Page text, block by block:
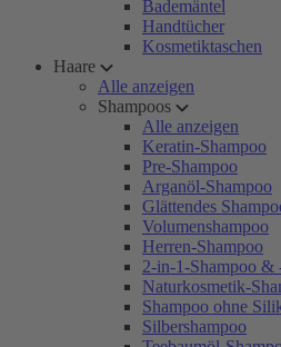
Bademäntel
Handtücher
Kosmetiktaschen
Haare
Alle anzeigen
Shampoos
Alle anzeigen
Keratin-Shampoo
Pre-Shampoo
Arganöl-Shampoo
Glättendes
Volumenshampoo
Herren-Shampoo
2-in-1-Shampoo &
Naturkosmetik-
Shampoo ohne
Silbershampoo